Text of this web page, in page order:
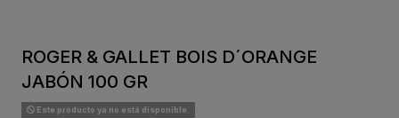
ROGER & GALLET BOIS D´ORANGE
JABÓN 100 GR
Este producto ya no está disponible.